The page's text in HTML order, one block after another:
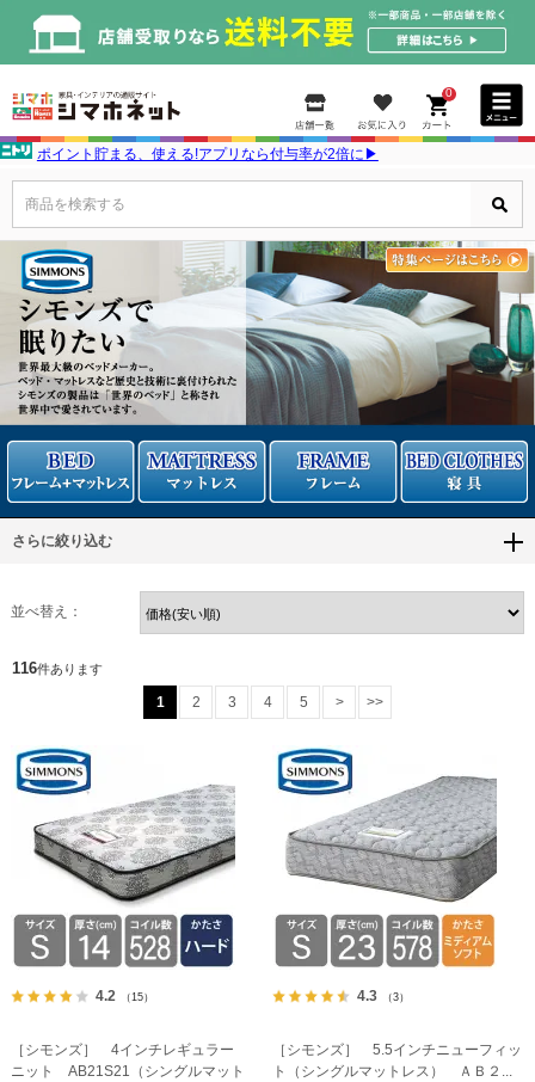
0
ポイント貯まる、使える!アプリなら付与率が2倍に▶
商品を検索する
さらに絞り込む
並べ替え：
116件あります
1 2 3 4 5 > >>
4.2 （15）
［シモンズ］ 4インチレギュラー
ニット AB21S21（シングルマット
4.3 （3）
［シモンズ］ 5.5インチニューフィッ
ト（シングルマットレス） ＡＢ２...